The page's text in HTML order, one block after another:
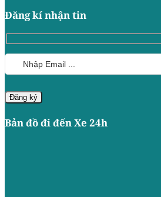
Đăng kí nhận tin
Bản đồ đi đến Xe 24h